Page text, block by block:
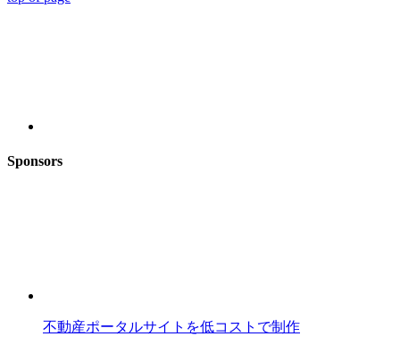
Sponsors
不動産ポータルサイトを低コストで制作